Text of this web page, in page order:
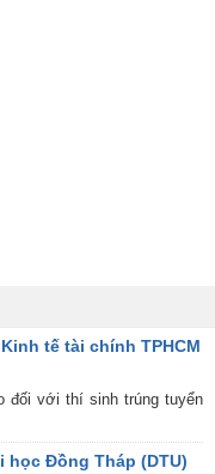
tế tài chính TPHCM
đối với thí sinh trúng tuyển
Đồng Tháp (DTU)